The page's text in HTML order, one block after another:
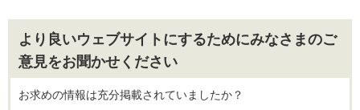
より良いウェブサイトにするためにみなさまのご
意見をお聞かせください
お求めの情報は充分掲載されていましたか？